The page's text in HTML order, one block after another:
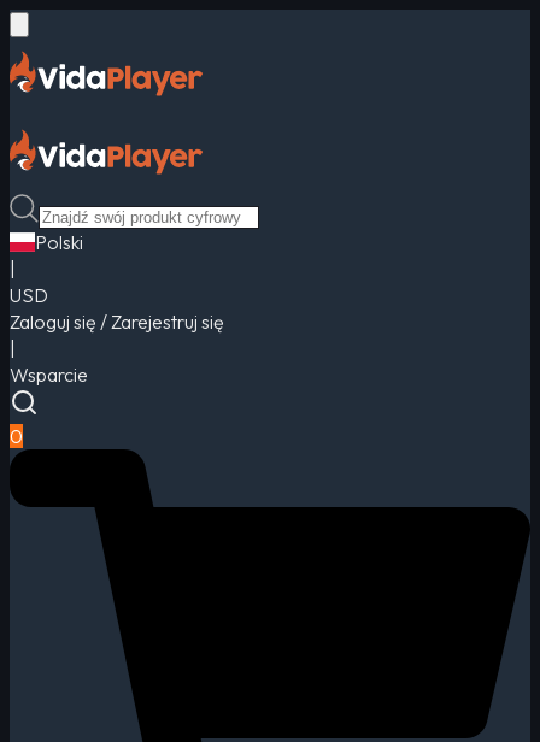
Polski
USD
Zaloguj się / Zarejestruj się
Wsparcie
0